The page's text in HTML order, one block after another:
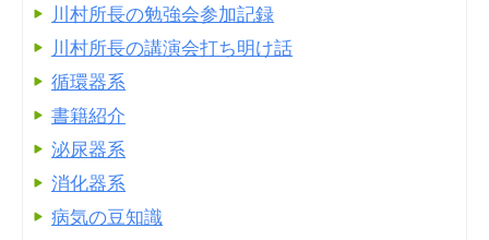
川村所長の勉強会参加記録
川村所長の講演会打ち明け話
循環器系
書籍紹介
泌尿器系
消化器系
病気の豆知識